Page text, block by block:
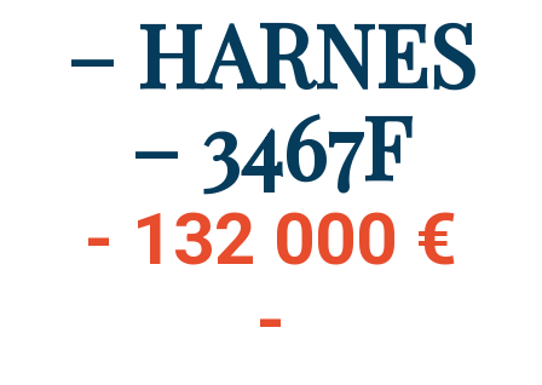
– HARNES
– 3467F
- 132 000 €
-